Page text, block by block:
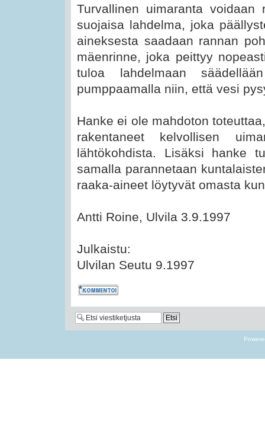
Turvallinen uimaranta voidaan
suojaisa lahdelma, joka
aineksesta saadaan rannan
mäenrinne, joka peittyy
tuloa lahdelmaan
pumppaamalla niin, että vesi
Hanke ei ole mahdoton
rakentaneet kelvollisen
lähtökohdista. Lisäksi hanke
samalla parannetaan
raaka-aineet löytyvät omasta
Antti Roine, Ulvila 3.9.1997
Julkaistu:
Ulvilan Seutu 9.1997
Kommentoi